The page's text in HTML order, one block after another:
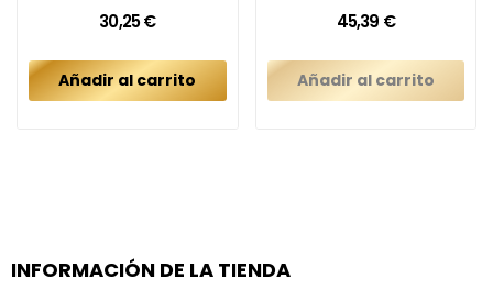
30,25 €
Añadir al carrito
45,39 €
Añadir al carrito
INFORMACIÓN DE LA TIENDA